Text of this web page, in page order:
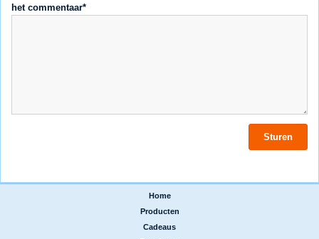
het commentaar*
Home
Producten
Cadeaus